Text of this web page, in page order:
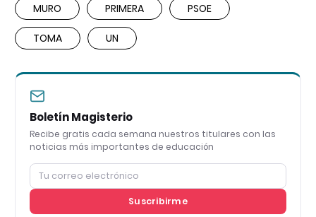
MURO PRIMERA PSOE
TOMA UN
Boletín Magisterio
Recibe gratis cada semana nuestros titulares con las
noticias más importantes de educación
Suscribirme